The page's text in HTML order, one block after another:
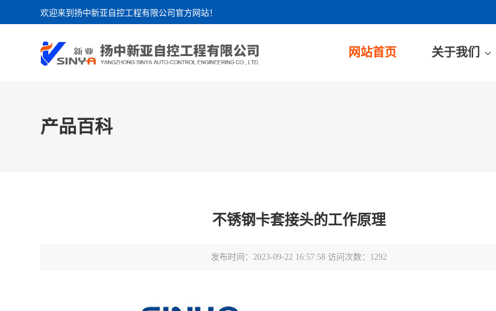
欢迎来到扬中新亚自控工程有限公司官方网站！
网站首页 关于我们
产品百科
不锈钢卡套接头的工作原理
发布时间：2023-09-22 16:57:58 访问次数：1292